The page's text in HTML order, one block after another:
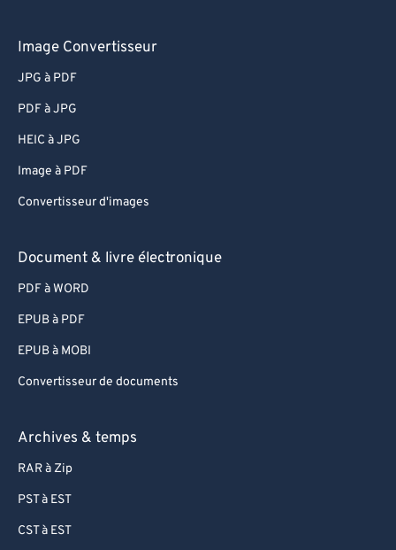
Image Convertisseur
JPG à PDF
PDF à JPG
HEIC à JPG
Image à PDF
Convertisseur d'images
Document & livre électronique
PDF à WORD
EPUB à PDF
EPUB à MOBI
Convertisseur de documents
Archives & temps
RAR à Zip
PST à EST
CST à EST